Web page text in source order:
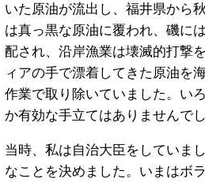
いた原油が流出し、福井県から
は真っ黒な原油に覆われ、磯に
配され、沿岸漁業は壊滅的打撃
ィアの手で漂着してきた原油を
作業で取り除いていました。い
か有効な手立てはありませんで
当時、私は自治大臣をしていま
なことを決めました。いまはボ